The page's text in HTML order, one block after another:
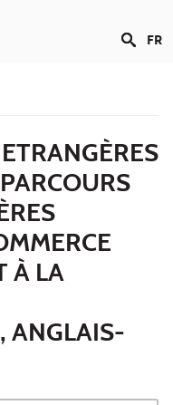
FR
À LA
ANGLAIS-